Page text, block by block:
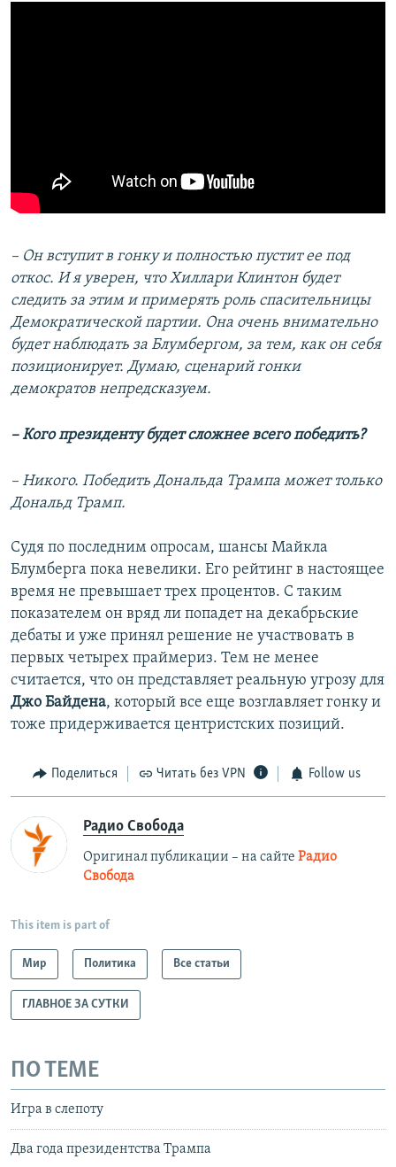
– Он вступит в гонку и полностью пустит ее под
откос. И я уверен, что Хиллари Клинтон будет
следить за этим и примерять роль спасительницы
Демократической партии. Она очень внимательно
будет наблюдать за Блумбергом, за тем, как он себя
позиционирует. Думаю, сценарий гонки
демократов непредсказуем.
– Кого президенту будет сложнее всего победить?
– Никого. Победить Дональда Трампа может только
Дональд Трамп.
Судя по последним опросам, шансы Майкла
Блумберга пока невелики. Его рейтинг в настоящее
время не превышает трех процентов. С таким
показателем он вряд ли попадет на декабрьские
дебаты и уже принял решение не участвовать в
первых четырех праймериз. Тем не менее
считается, что он представляет реальную угрозу для
Джо Байдена, который все еще возглавляет гонку и
тоже придерживается центристских позиций.
Поделиться Читать без VPN Follow us
Радио Свобода
Оригинал публикации – на сайте Радио
Свобода
This item is part of
Мир Политика Все статьи
ГЛАВНОЕ ЗА СУТКИ
ПО ТЕМЕ
Игра в слепоту
Два года президентства Трампа